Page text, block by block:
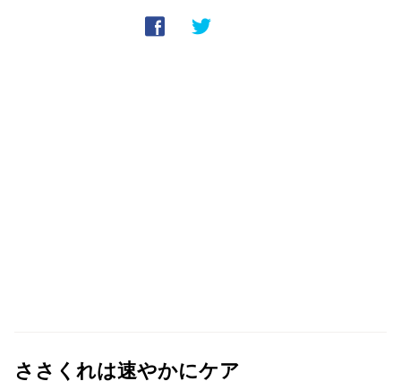
ささくれは速やかにケア